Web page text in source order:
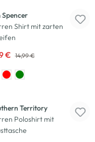
Spencer
Shirt mit zarten
€ 14,99 €
Territory
Poloshirt mit